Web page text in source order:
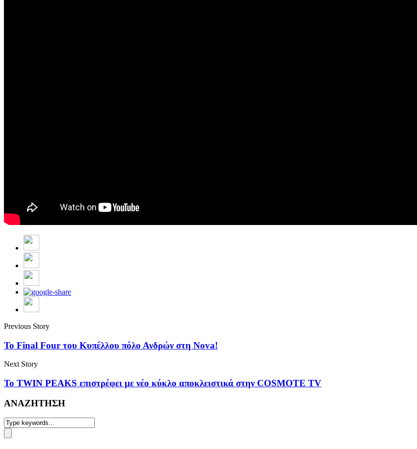
Previous Story
Το Final Four του Κυπέλλου πόλο Ανδρών στη Nova!
Next Story
Το TWIN PEAKS επιστρέφει με νέο κύκλο αποκλειστικά στην COSMOTE TV
ΑΝΑΖΗΤΗΣΗ